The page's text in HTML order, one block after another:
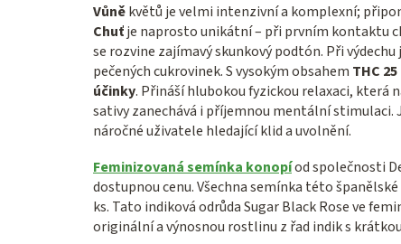
Vůněkvětů je velmi intenzivní a komplexní;
Chuťje naprosto unikátní – při prvním kontaktu
se rozvine zajímavý skunkový podtón. Při
pečených cukrovinek. S vysokým obsahem THC
účinky. Přináší hlubokou fyzickou relaxaci,
sativy zanechává i příjemnou mentální
náročné uživatele hledající klid a uvolnění.
Feminizovaná semínka konopíod společnosti
dostupnou cenu. Všechna semínka této
ks. Tato indiková odrůda Sugar Black Rose ve
originální a výnosnou rostlinu z řad indik s